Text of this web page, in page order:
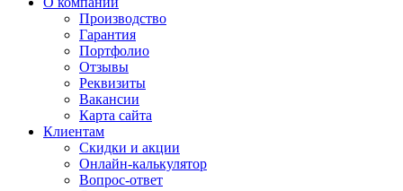
Производство
Гарантия
Портфолио
Отзывы
Реквизиты
Вакансии
Карта сайта
Клиентам
Скидки и акции
Онлайн-калькулятор
Вопрос-ответ